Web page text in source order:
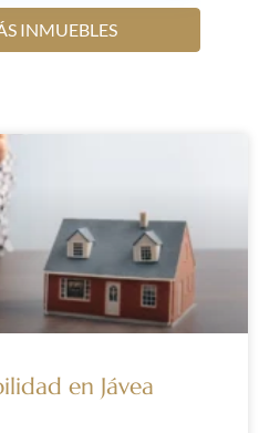
INMUEBLES
en Jávea